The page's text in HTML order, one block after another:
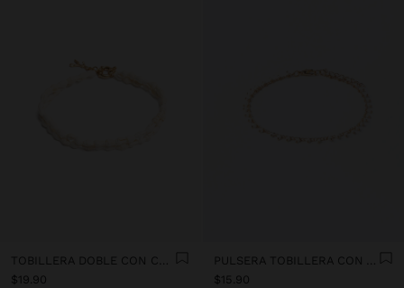
TOBILLERA DOBLE CON CONCHAS
$19.90
PULSERA TOBILLERA CON ABALORIOS
$15.90